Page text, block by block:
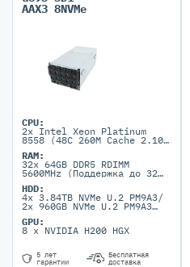
AAX3 8NVMe
CPU:
2x Intel Xeon Platinum
8558 (48C 260M Cache 2.10
RAM:
32x 64GB DDR5 RDIMM
5600MHz (Поддержка до 32
HDD:
4x 3.84TB NVMe U.2 PM9A3/
2x 960GB NVMe U.2 PM9A3
GPU:
8 x NVIDIA H200 HGX
5 лет
гарантии
Бесплатная
доставка